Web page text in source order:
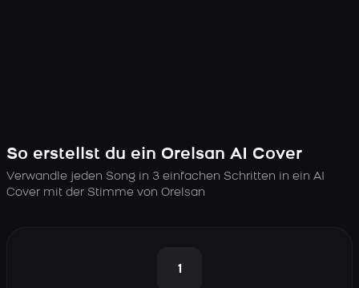
So erstellst du ein Orelsan AI Cover
Verwandle jeden Song in 3 einfachen Schritten in ein AI
Cover mit der Stimme von Orelsan
1